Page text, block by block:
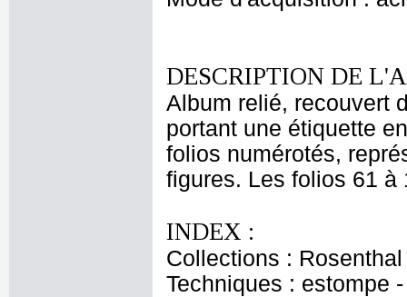
DESCRIPTION DE
Album relié, recouvert
portant une étiquette
folios numérotés,
figures. Les folios 61 à
INDEX :
Collections : Rosenthal
Techniques : estompe